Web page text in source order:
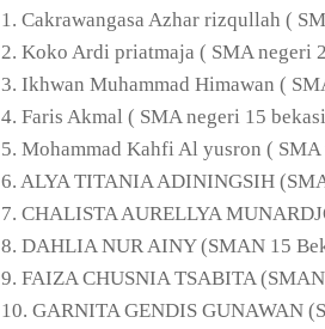
1. Cakrawangasa Azhar rizqullah (
2. Koko Ardi priatmaja ( SMA negeri
3. Ikhwan Muhammad Himawan (
4. Faris Akmal ( SMA negeri 15
5. Mohammad Kahfi Al yusron ( SMA
6. ALYA TITANIA ADININGSIH
7. CHALISTA AURELLYA
8. DAHLIA NUR AINY (SMAN 15
9. FAIZA CHUSNIA TSABITA
10. GARNITA GENDIS GUNAWAN